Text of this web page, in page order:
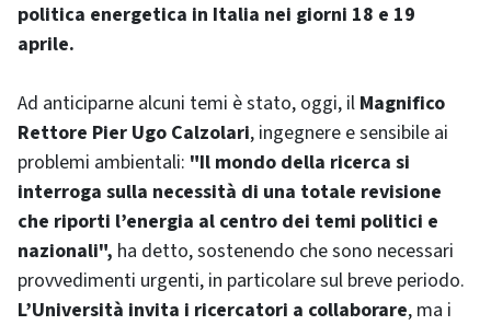
politica energetica in Italia nei giorni 18 e 19
aprile.
Ad anticiparne alcuni temi è stato, oggi, il Magnifico
Rettore Pier Ugo Calzolari, ingegnere e sensibile ai
problemi ambientali: "Il mondo della ricerca si
interroga sulla necessità di una totale revisione
che riporti l’energia al centro dei temi politici e
nazionali", ha detto, sostenendo che sono necessari
provvedimenti urgenti, in particolare sul breve periodo.
L’Università invita i ricercatori a collaborare, ma i